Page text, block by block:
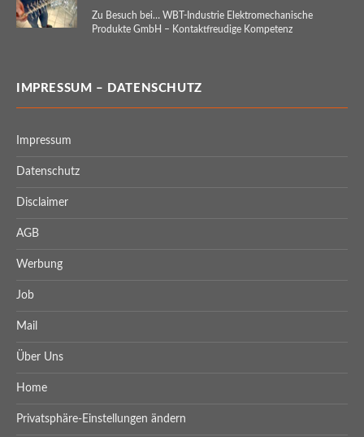
Zu Besuch bei… WBT-Industrie Elektromechanische
Produkte GmbH – Kontaktfreudige Kompetenz
IMPRESSUM – DATENSCHUTZ
Impressum
Datenschutz
Disclaimer
AGB
Werbung
Job
Mail
Über Uns
Home
Privatsphäre-Einstellungen ändern